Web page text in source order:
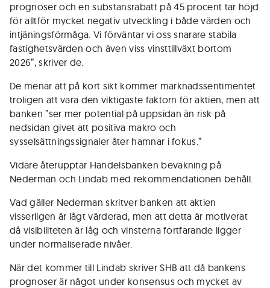
prognoser och en substansrabatt på 45 procent tar höjd
för alltför mycket negativ utveckling i både värden och
intjäningsförmåga. Vi förväntar vi oss snarare stabila
fastighetsvärden och även viss vinsttillväxt bortom
2026”, skriver de.
De menar att på kort sikt kommer marknadssentimentet
troligen att vara den viktigaste faktorn för aktien, men att
banken ”ser mer potential på uppsidan än risk på
nedsidan givet att positiva makro och
sysselsättningssignaler åter hamnar i fokus.”
Vidare återupptar Handelsbanken bevakning på
Nederman och Lindab med rekommendationen behåll.
Vad gäller Nederman skritver banken att aktien
visserligen är lågt värderad, men att detta är motiverat
då visibiliteten är låg och vinsterna fortfarande ligger
under normaliserade nivåer.
När det kommer till Lindab skriver SHB att då bankens
prognoser är något under konsensus och mycket av